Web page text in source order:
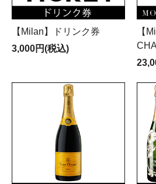
【Milan】ドリンク券
3,000円(税込)
【